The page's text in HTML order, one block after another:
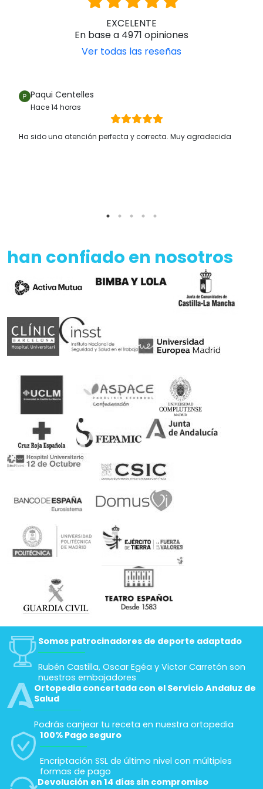
nuestro equipo de expertos para que te asesoren de la
♿ OrtoEspaña ¡Tu ortopedia online de confianza! ✅
EXCELENTE
En base a 4971 opiniones
Ver todas las reseñas
Paqui Centelles
Hace 14 horas
Ha sido una atención perfecta y correcta. Muy agradecida
han confiado en nosotros
Somos patrocinadores de deporte adaptado
Rubén Castilla, Oscar Egéa y Victor Carretón son
nuestros embajadores
Ortopedia concertada con el Servicio Andaluz de
Salud
Podrás canjear tu receta en nuestra ortopedia
100% Pago seguro
Encriptación SSL de último nivel con múltiples
formas de pago
Devolución en 14 días sin compromiso